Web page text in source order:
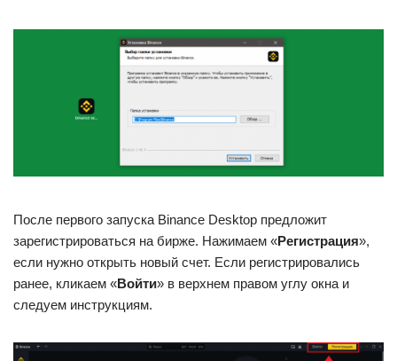
После первого запуска Binance Desktop предложит
зарегистрироваться на бирже. Нажимаем «Регистрация»,
если нужно открыть новый счет. Если регистрировались
ранее, кликаем «Войти» в верхнем правом углу окна и
следуем инструкциям.